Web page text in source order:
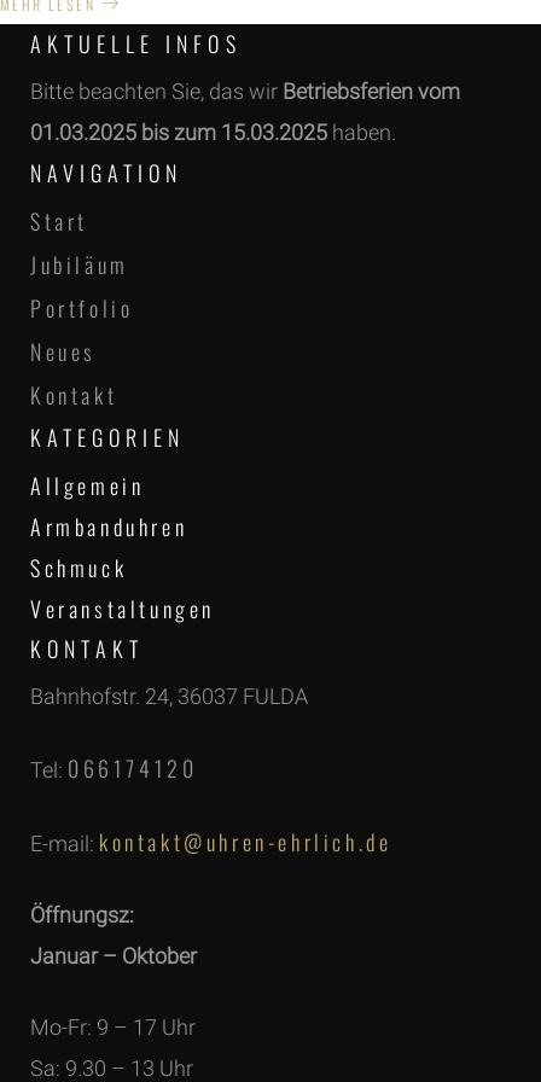
MEHR LESEN
AKTUELLE INFOS
Bitte beachten Sie, das wir Betriebsferien vom
01.03.2025 bis zum 15.03.2025 haben.
NAVIGATION
Start
Jubiläum
Portfolio
Neues
Kontakt
KATEGORIEN
Allgemein
Armbanduhren
Schmuck
Veranstaltungen
KONTAKT
Bahnhofstr. 24, 36037 FULDA
Tel: 066174120
E-mail: kontakt@uhren-ehrlich.de
Öffnungsz:
Januar – Oktober
Mo-Fr: 9 – 17 Uhr
Sa: 9.30 – 13 Uhr